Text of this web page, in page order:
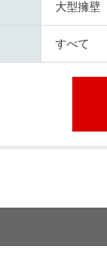
大型擁壁
すべて